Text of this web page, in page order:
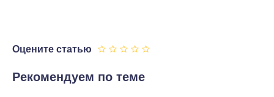
Оцените статью
Рекомендуем по теме